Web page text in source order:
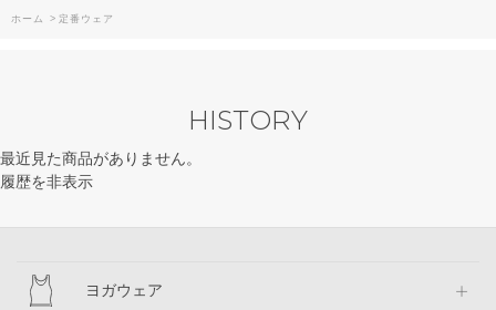
ホーム > 定番ウェア
HISTORY
最近見た商品がありません。
履歴を非表示
ヨガウェア